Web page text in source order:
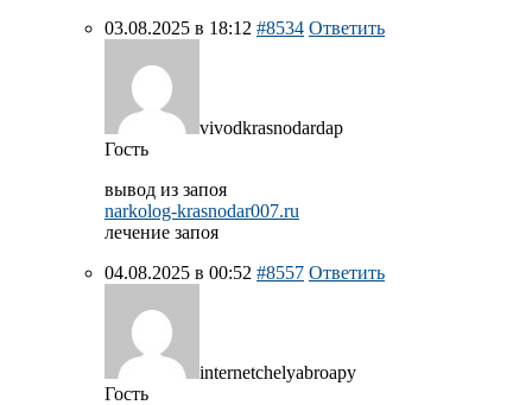
03.08.2025 в 18:12 #8534 Ответить
vivodkrasnodardap
Гость
вывод из запоя
narkolog-krasnodar007.ru
лечение запоя
04.08.2025 в 00:52 #8557 Ответить
internetchelyabroapy
Гость